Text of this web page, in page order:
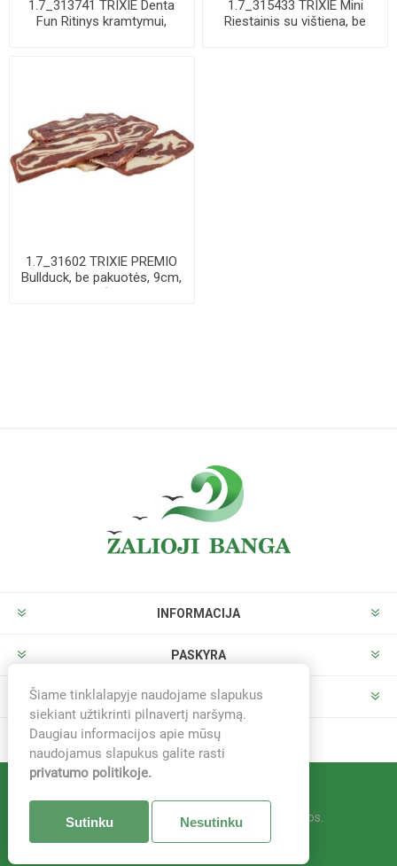
1.7_313741 TRIXIE Denta
Fun Ritinys kramtymui,
1.7_315433 TRIXIE Mini
Riestainis su vištiena, be
1.7_31602 TRIXIE PREMIO
Bullduck, be pakuotės, 9cm,
11 g (pa...
INFORMACIJA
PASKYRA
PARDUOTUVĖ
© 2026 Žalioji banga. Visos teisės saugomos.
Sprendimas -
Šiame tinklalapyje naudojame slapukus
siekiant užtikrinti pilnavertį naršymą.
Daugiau informacijos apie mūsų
naudojamus slapukus galite rasti
privatumo politikoje.
Sutinku Nesutinku